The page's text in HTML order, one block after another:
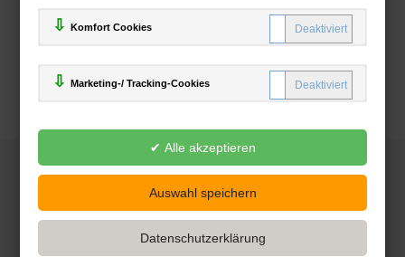
Komfort Cookies
Marketing-/ Tracking-Cookies
Deutsche-Buchhandlung.de
www.deutsche-buchhandlung.de ist ein Angebot der
Handelsgesellschaft mbH
Powered by Inooga